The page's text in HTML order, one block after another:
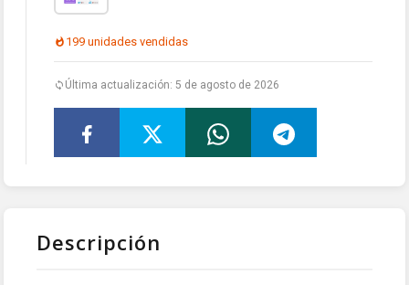
199 unidades vendidas
Última actualización: 5 de agosto de 2026
Descripción